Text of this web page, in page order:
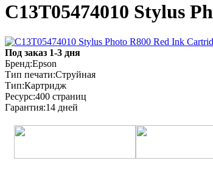
C13T05474010 Stylus
Под заказ 1-3 дня
Бренд:Epson
Тип печати:Струйная
Тип:Картридж
Ресурс:400 страниц
Гарантия:14 дней